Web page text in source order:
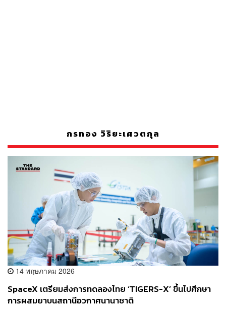
กรทอง วิริยะเศวตกุล
14 พฤษภาคม 2026
SpaceX เตรียมส่งการทดลองไทย ‘TIGERS-X’ ขึ้นไปศึกษา
การผสมยาบนสถานีอวกาศนานาชาติ